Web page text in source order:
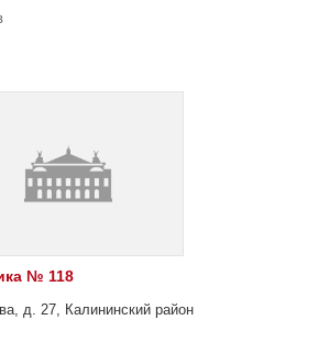
№ 118
д. 27, Калининский район